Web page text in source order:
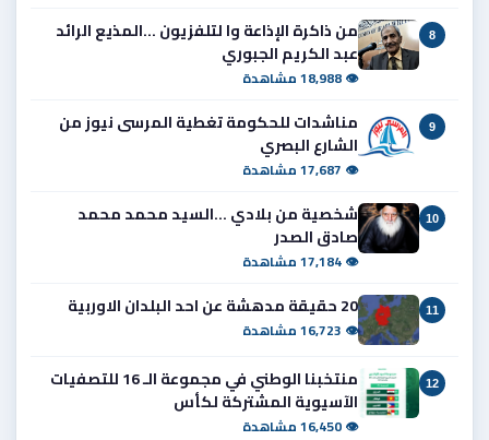
8
من ذاكرة الإذاعة وا لتلفزيون ...المذيع الرائد
عبد الكريم الجبوري
👁 18,988 مشاهدة
9
مناشدات للحكومة تغطية المرسى نيوز من
الشارع البصري
👁 17,687 مشاهدة
10
شخصية من بلادي ...السيد محمد محمد
صادق الصدر
👁 17,184 مشاهدة
11 20 حقيقة مدهشة عن احد البلدان الاوربية
👁 16,723 مشاهدة
12
منتخبنا الوطني في مجموعة الـ 16 للتصفيات
الآسيوية المشتركة لكأس
👁 16,450 مشاهدة